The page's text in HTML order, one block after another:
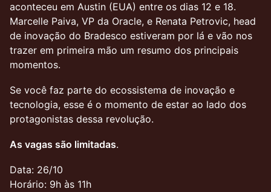
aconteceu em Austin (EUA) entre os dias 12 e 18.
Marcelle Paiva, VP da Oracle, e Renata Petrovic, head
de inovação do Bradesco estiveram por lá e vão nos
trazer em primeira mão um resumo dos principais
momentos.
Se você faz parte do ecossistema de inovação e
tecnologia, esse é o momento de estar ao lado dos
protagonistas dessa revolução.
As vagas são limitadas.
Data: 26/10
Horário: 9h às 11h